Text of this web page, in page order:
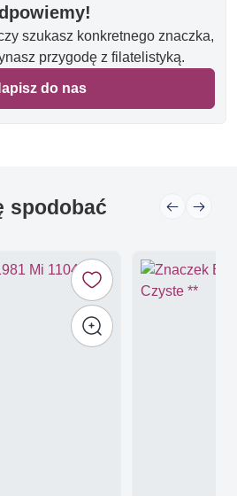
szukasz konkretnego znaczka,
przygodę z filatelistyką.
do nas
spodobać